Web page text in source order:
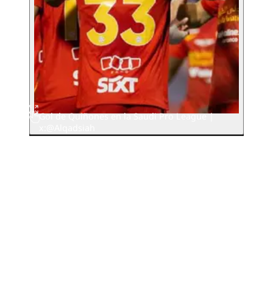
Gol de Quiñones en la Saudi Pro League |